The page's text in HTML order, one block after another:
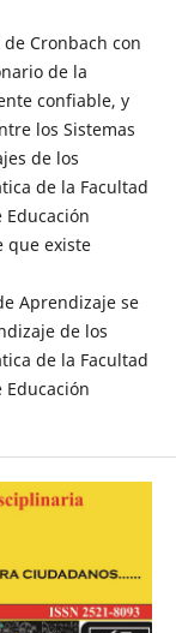
Cronbach con
de la
confiable, y
los Sistemas
de los
de la Facultad
que existe
Aprendizaje se
de los
de la Facultad